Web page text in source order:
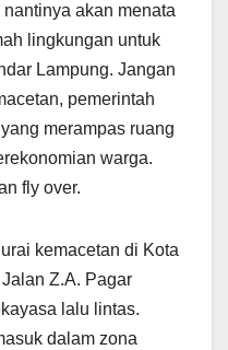
akan menata
lingkungan untuk
Lampung. Jangan
pemerintah
merampas ruang
warga.
fly over.
kemacetan di Kota
Z.A. Pagar
lalu lintas.
dalam zona